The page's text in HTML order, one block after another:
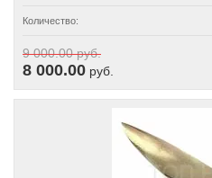
Количество:
9 000.00руб.
8 000.00 руб.